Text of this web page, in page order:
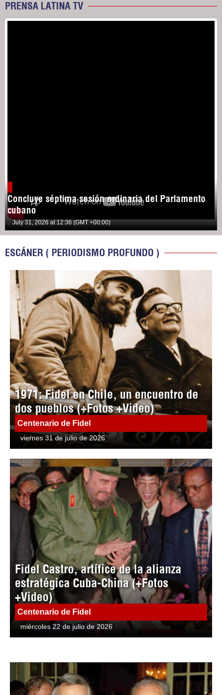
PRENSA LATINA TV
Concluye séptima sesión ordinaria del Parlamento
cubano
July 31, 2026 at 12:36 (GMT +00:00)
ESCÁNER ( PERIODISMO PROFUNDO )
1971: Fidel en Chile, un encuentro de
dos pueblos (+Fotos +Video)
Centenario de Fidel
viernes 31 de julio de 2026
Fidel Castro, artífice de la alianza
estratégica Cuba-China (+Fotos
+Video)
Centenario de Fidel
miércoles 22 de julio de 2026